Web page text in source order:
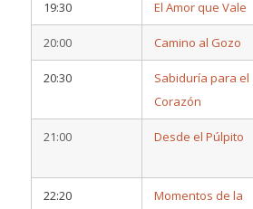
19:30 El Amor que Vale
20:00 Camino al Gozo
20:30
Sabiduría para el
Corazón
21:00 Desde el Púlpito
22:20
Momentos de la